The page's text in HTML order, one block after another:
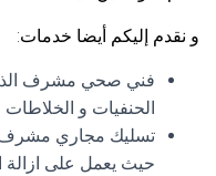
و نقدم إليكم أيضا خدمات:
فني صحي مشرف
الحنفيات و الخلاطات
تسليك مجاري
حيث يعمل على ازالة